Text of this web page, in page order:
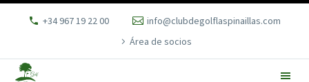
+34 967 19 22 00
info@clubdegolflaspinaillas.com
Área de socios